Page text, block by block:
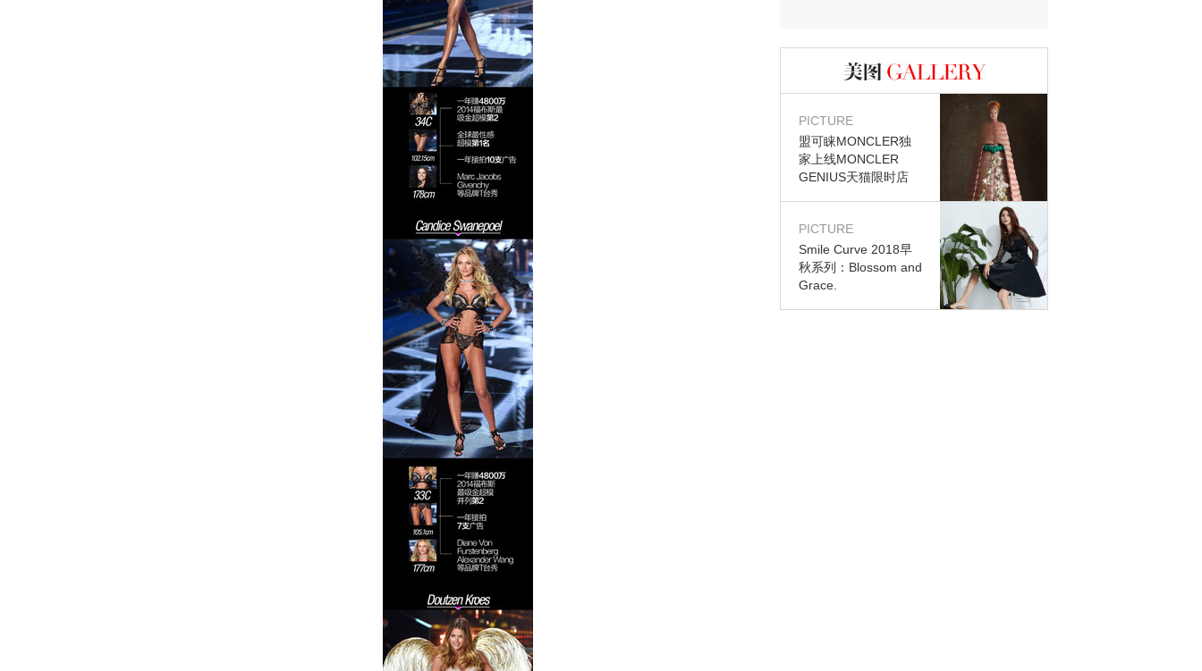
图库
PICTURE
盟可睐MONCLER独
家上线MONCLER
GENIUS天猫限时店
PICTURE
Smile Curve 2018早
秋系列：Blossom and
Grace.